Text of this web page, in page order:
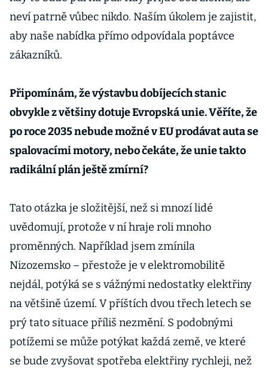
neví patrně vůbec nikdo. Naším úkolem je zajistit,
aby naše nabídka přímo odpovídala poptávce
zákazníků.
Připomínám, že výstavbu dobíjecích stanic
obvykle z většiny dotuje Evropská unie. Věříte, že
po roce 2035 nebude možné v EU prodávat auta se
spalovacími motory, nebo čekáte, že unie takto
radikální plán ještě zmírní?
Tato otázka je složitější, než si mnozí lidé
uvědomují, protože v ní hraje roli mnoho
proměnných. Například jsem zmínila
Nizozemsko – přestože je v elektromobilitě
nejdál, potýká se s vážnými nedostatky elektřiny
na většině území. V příštích dvou třech letech se
prý tato situace příliš nezmění. S podobnými
potížemi se může potýkat každá země, ve které
se bude zvyšovat spotřeba elektřiny rychleji, než